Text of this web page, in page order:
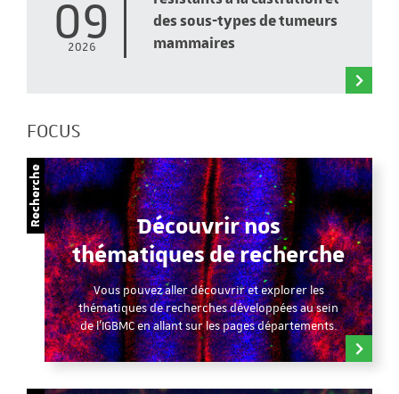
09
2026
des sous-types de tumeurs
mammaires
FOCUS
Recherche
Découvrir nos
thématiques de recherche
Vous pouvez aller découvrir et explorer les
thématiques de recherches développées au sein
de l'IGBMC en allant sur les pages départements.